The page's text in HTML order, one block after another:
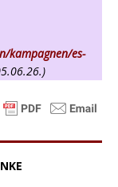
kampagnen/es-